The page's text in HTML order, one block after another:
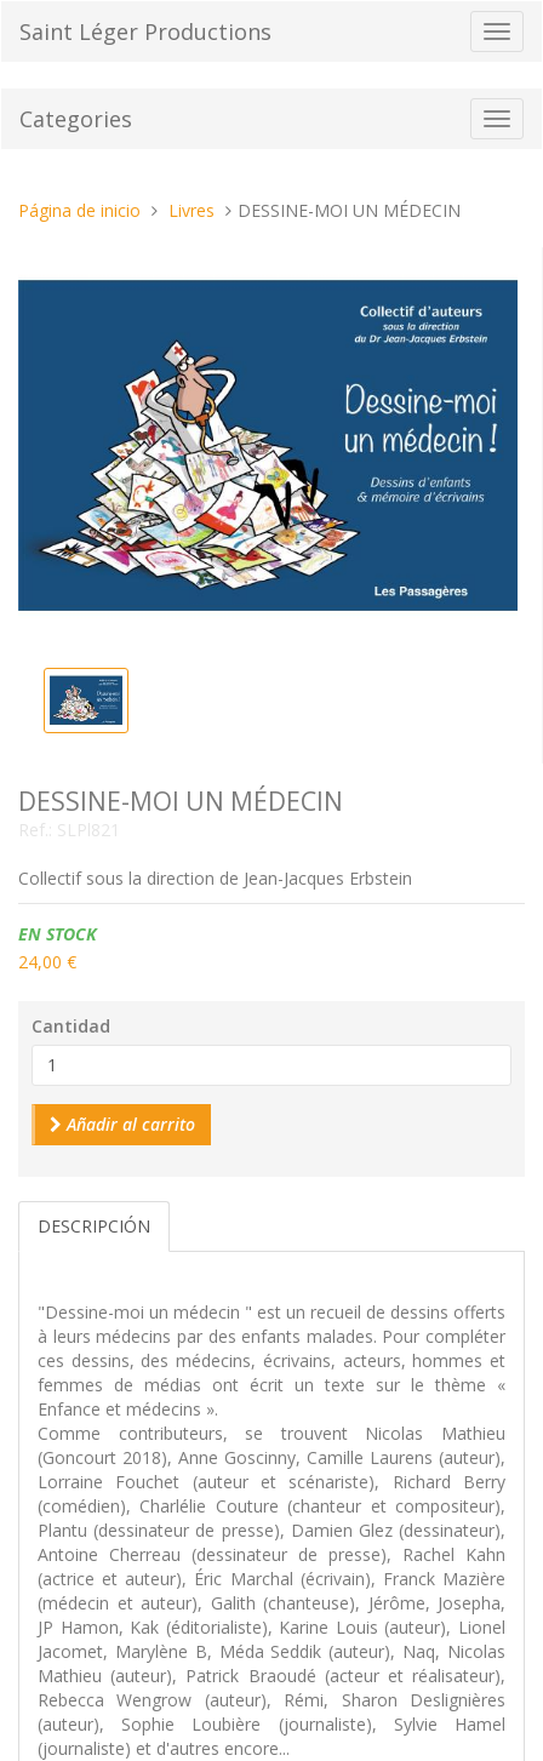
el
de
Saint Léger Productions
Categories
Estas
Página de inicio Livres DESSINE-MOI UN MÉDECIN
DESSINE-MOI UN MÉDECIN
Ref.: SLPl821
Collectif sous la direction de Jean-Jacques Erbstein
Disponibilidad:
EN STOCK
24,00 €
Cantidad
Añadir al carrito
DESCRIPCIÓN
"Dessine-moi un médecin " est un recueil de dessins offerts
à leurs médecins par des enfants malades. Pour compléter
ces dessins, des médecins, écrivains, acteurs, hommes et
femmes de médias ont écrit un texte sur le thème «
Enfance et médecins ».
Comme contributeurs, se trouvent Nicolas Mathieu
(Goncourt 2018), Anne Goscinny, Camille Laurens (auteur),
Lorraine Fouchet (auteur et scénariste), Richard Berry
(comédien), Charlélie Couture (chanteur et compositeur),
Plantu (dessinateur de presse), Damien Glez (dessinateur),
Antoine Cherreau (dessinateur de presse), Rachel Kahn
(actrice et auteur), Éric Marchal (écrivain), Franck Mazière
(médecin et auteur), Galith (chanteuse), Jérôme, Josepha,
JP Hamon, Kak (éditorialiste), Karine Louis (auteur), Lionel
Jacomet, Marylène B, Méda Seddik (auteur), Naq, Nicolas
Mathieu (auteur), Patrick Braoudé (acteur et réalisateur),
Rebecca Wengrow (auteur), Rémi, Sharon Deslignières
(auteur), Sophie Loubière (journaliste), Sylvie Hamel
(journaliste) et d'autres encore...